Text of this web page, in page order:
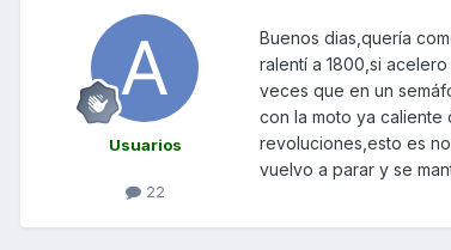
Usuarios
22
Buenos dias,quería
ralentí a 1800,si
veces que en un
con la moto ya caliente
revoluciones,esto es
vuelvo a parar y se